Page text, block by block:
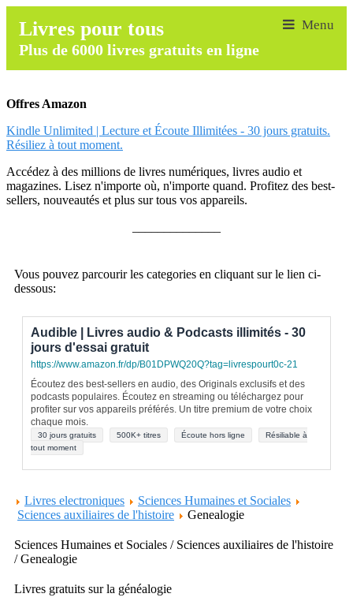
Livres pour tous
Plus de 6000 livres gratuits en ligne
Offres Amazon
Kindle Unlimited | Lecture et Écoute Illimitées - 30 jours gratuits.
Résiliez à tout moment.
Accédez à des millions de livres numériques, livres audio et
magazines. Lisez n'importe où, n'importe quand. Profitez des best-
sellers, nouveautés et plus sur tous vos appareils.
Vous pouvez parcourir les categories en cliquant sur le lien ci-
dessous:
Audible | Livres audio & Podcasts illimités - 30
jours d'essai gratuit
https://www.amazon.fr/dp/B01DPWQ20Q?tag=livrespourt0c-21
Écoutez des best-sellers en audio, des Originals exclusifs et des
podcasts populaires. Écoutez en streaming ou téléchargez pour
profiter sur vos appareils préférés. Un titre premium de votre choix
chaque mois.
30 jours gratuits 500K+ titres Écoute hors ligne
Résiliable à
tout moment
Livres electroniques
Sciences Humaines et Sociales
Sciences auxiliaires de l'histoire
Genealogie
Sciences Humaines et Sociales / Sciences auxiliaires de l'histoire
/ Genealogie
Livres gratuits sur la généalogie